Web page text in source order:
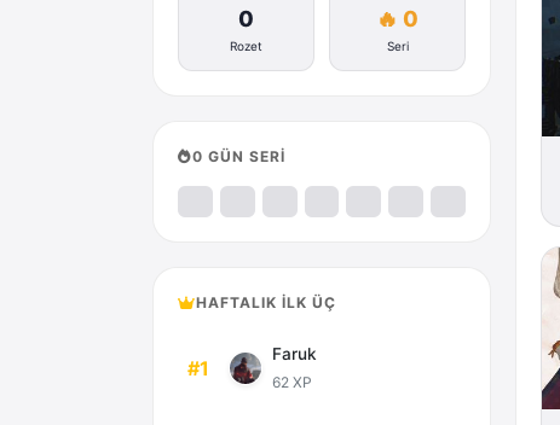
0
Rozet
🔥 0
Seri
0 GÜN SERİ
HAFTALIK İLK ÜÇ
#1
Faruk
62 XP